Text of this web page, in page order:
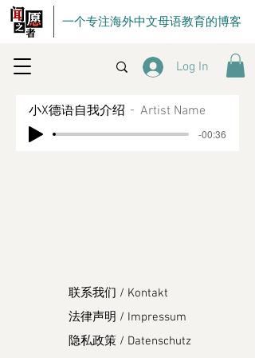
一个专注海外中文母语教育的博客
Log In
小X德语自我介绍 Artist Name
-00:36
联系我们 / Kontakt
法律声明 / Impressum
隐私政策 / Datenschutz